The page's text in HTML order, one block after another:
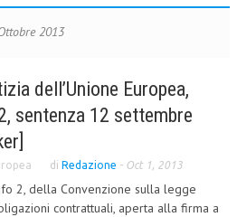
2013
dell’Unione Europea,
sentenza 12 settembre
di Redazione - Oct 1, 2013
2, della Convenzione sulla legge
contrattuali, aperta alla firma a